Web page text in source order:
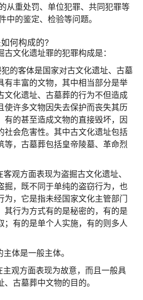
从重处罚、单位犯罪、共同犯罪等
中的鉴定、检验等问题。
何构成的?
文化遗址罪的犯罪构成是：
的客体是国家对古文化遗址、古墓
有丰富的文物，其中相当部分是举
文化遗址、古墓葬的行为不但造成
使许多文物因失去保护而丧失其历
有的甚至造成文物的直接毁坏，因
社会危害性。其中古文化遗址包括
等，古墓葬包括皇帝陵墓、革命烈
观方面表现为盗掘古文化遗址、
掘，既不同于单纯的盗窃行为，也
为，它是指未经国家文化主管部门
其行为方式有的是秘密的，有的是
；有的是单个人实施，有的则多人
体是一般主体。
主观方面表现为故意，而且一般具
古墓葬中文物的目的。